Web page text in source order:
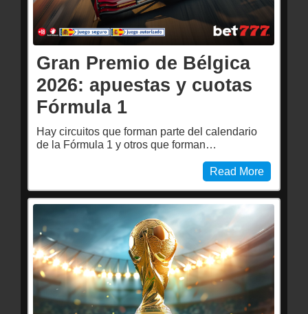
Gran Premio de Bélgica
2026: apuestas y cuotas
Fórmula 1
Hay circuitos que forman parte del calendario
de la Fórmula 1 y otros que forman…
Read More